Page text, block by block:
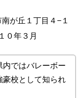
が丘１丁目４−１
０年３月
内ではバレーボー
豪校として知られ